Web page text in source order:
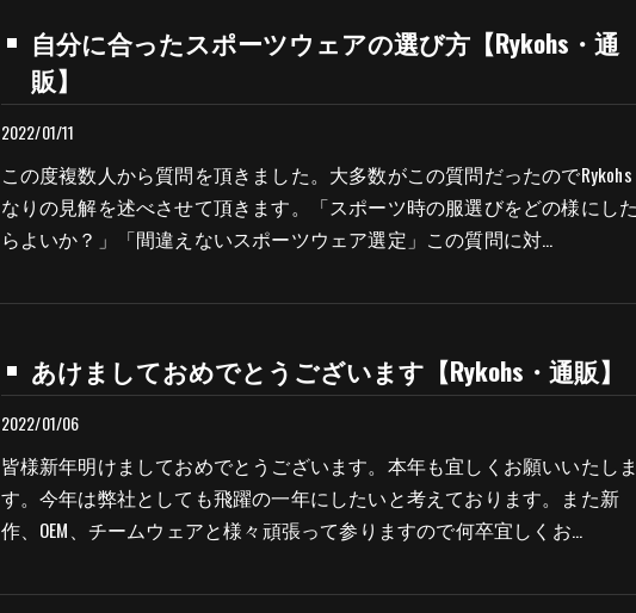
自分に合ったスポーツウェアの選び方【Rykohs・通
販】
2022/01/11
この度複数人から質問を頂きました。大多数がこの質問だったのでRykohs
なりの見解を述べさせて頂きます。「スポーツ時の服選びをどの様にし
らよいか？」「間違えないスポーツウェア選定」この質問に対…
あけましておめでとうございます【Rykohs・通販】
2022/01/06
皆様新年明けましておめでとうございます。本年も宜しくお願いいたし
す。今年は弊社としても飛躍の一年にしたいと考えております。また新
作、OEM、チームウェアと様々頑張って参りますので何卒宜しくお…